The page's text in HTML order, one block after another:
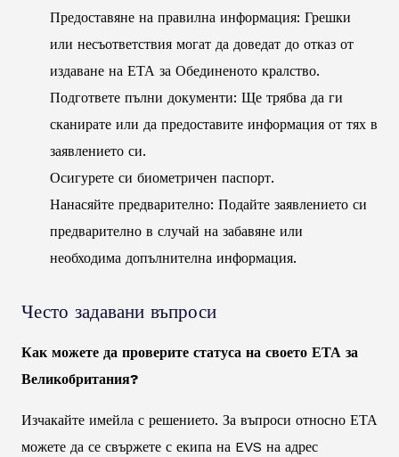
Предоставяне на правилна информация: Грешки
или несъответствия могат да доведат до отказ от
издаване на ЕТА за Обединеното кралство.
Подгответе пълни документи: Ще трябва да ги
сканирате или да предоставите информация от тях в
заявлението си.
Осигурете си биометричен паспорт.
Нанасяйте предварително: Подайте заявлението си
предварително в случай на забавяне или
необходима допълнителна информация.
Често задавани въпроси
Как можете да проверите статуса на своето ЕТА за
Великобритания?
Изчакайте имейла с решението. За въпроси относно ЕТА
можете да се свържете с екипа на EVS на адрес